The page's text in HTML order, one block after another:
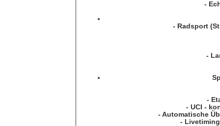
-
- Radsport
-
-
- UCI -
- Automatische
-